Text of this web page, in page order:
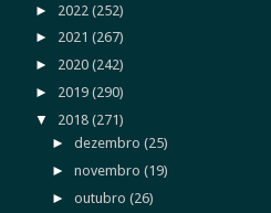
► 2022 (252)
► 2021 (267)
► 2020 (242)
► 2019 (290)
▼ 2018 (271)
►dezembro(25)
►novembro(19)
►outubro(26)